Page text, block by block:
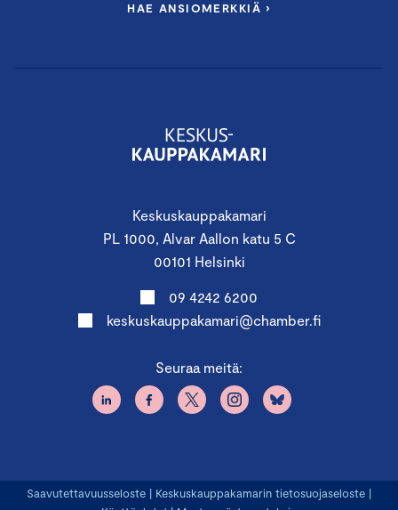
Keskuskauppakamari
PL 1000, Alvar Aallon katu 5 C
00101 Helsinki
09 4242 6200
keskuskauppakamari@chamber.fi
Seuraa meitä:
HAE ANSIOMERKKIÄ ›
Saavutettavuusseloste | Keskuskauppakamarin tietosuojaseloste |